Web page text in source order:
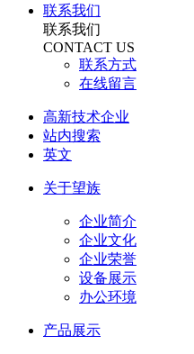
联系我们
联系我们
CONTACT US
联系方式
在线留言
高新技术企业
站内搜索
英文
关于望族
企业简介
企业文化
企业荣誉
设备展示
办公环境
产品展示